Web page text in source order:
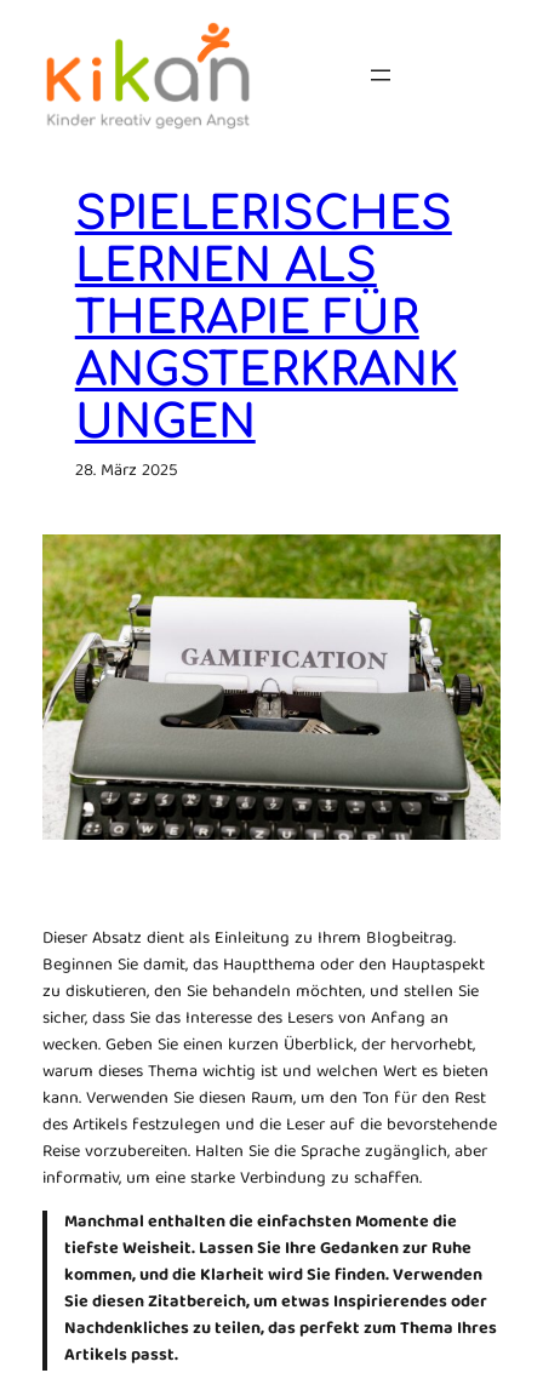
springen
SPIELERISCHES
LERNEN ALS
THERAPIE FÜR
ANGSTERKRANK
UNGEN
28. März 2025
Dieser Absatz dient als Einleitung zu Ihrem Blogbeitrag.
Beginnen Sie damit, das Hauptthema oder den Hauptaspekt
zu diskutieren, den Sie behandeln möchten, und stellen Sie
sicher, dass Sie das Interesse des Lesers von Anfang an
wecken. Geben Sie einen kurzen Überblick, der hervorhebt,
warum dieses Thema wichtig ist und welchen Wert es bieten
kann. Verwenden Sie diesen Raum, um den Ton für den Rest
des Artikels festzulegen und die Leser auf die bevorstehende
Reise vorzubereiten. Halten Sie die Sprache zugänglich, aber
informativ, um eine starke Verbindung zu schaffen.
Manchmal enthalten die einfachsten Momente die
tiefste Weisheit. Lassen Sie Ihre Gedanken zur Ruhe
kommen, und die Klarheit wird Sie finden. Verwenden
Sie diesen Zitatbereich, um etwas Inspirierendes oder
Nachdenkliches zu teilen, das perfekt zum Thema Ihres
Artikels passt.